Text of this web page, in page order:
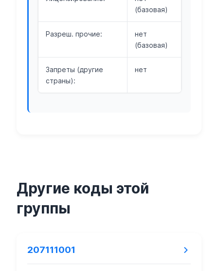
(базовая)
Разреш. прочие:
нет
(базовая)
Запреты (другие
страны):
нет
Другие коды этой
группы
207111001